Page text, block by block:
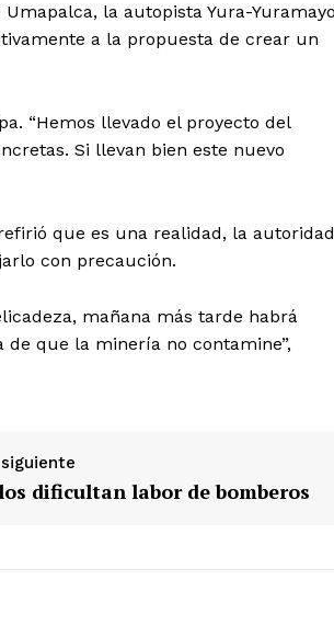
Diario los Andes
Nosotros
la autopista Yura-
a la propuesta de crear un
“Hemos llevado el proyecto del
Si llevan bien este nuevo
que es una realidad, la autoridad
con precaución.
mañana más tarde habrá
que la minería no contamine”,
dificultan labor de bomberos